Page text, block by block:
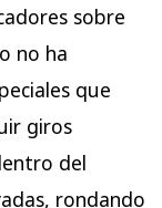
sobre
no ha
que
giros
del
rondando